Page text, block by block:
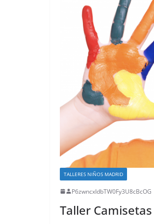
TALLERES NIÑOS MADRID
P6zwncxIdbTW0Fy3U8cBcOG
Taller